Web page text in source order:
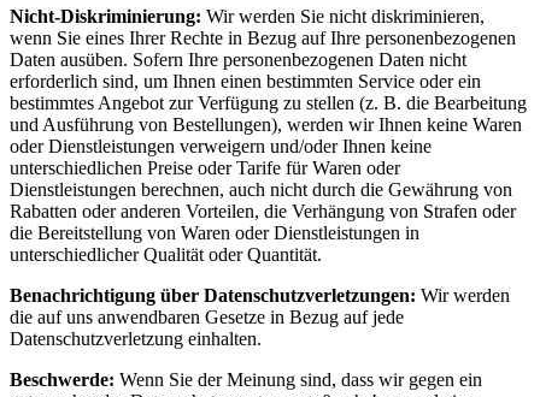
Nicht-Diskriminierung: Wir werden Sie nicht diskriminieren,
wenn Sie eines Ihrer Rechte in Bezug auf Ihre personenbezogenen
Daten ausüben. Sofern Ihre personenbezogenen Daten nicht
erforderlich sind, um Ihnen einen bestimmten Service oder ein
bestimmtes Angebot zur Verfügung zu stellen (z. B. die Bearbeitung
und Ausführung von Bestellungen), werden wir Ihnen keine Waren
oder Dienstleistungen verweigern und/oder Ihnen keine
unterschiedlichen Preise oder Tarife für Waren oder
Dienstleistungen berechnen, auch nicht durch die Gewährung von
Rabatten oder anderen Vorteilen, die Verhängung von Strafen oder
die Bereitstellung von Waren oder Dienstleistungen in
unterschiedlicher Qualität oder Quantität.
Benachrichtigung über Datenschutzverletzungen: Wir werden
die auf uns anwendbaren Gesetze in Bezug auf jede
Datenschutzverletzung einhalten.
Beschwerde: Wenn Sie der Meinung sind, dass wir gegen ein